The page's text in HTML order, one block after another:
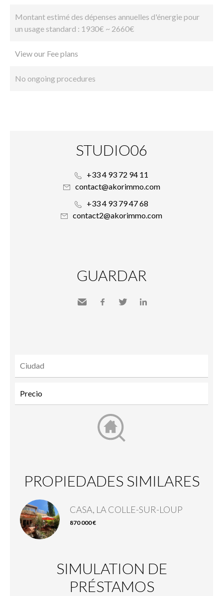
Montant estimé des dépenses annuelles d'énergie pour
un usage standard : 1930€ ~ 2660€
View our Fee plans
No ongoing procedures
STUDIO06
+33 4 93 72 94 11
contact@akorimmo.com
+33 4 93 79 47 68
contact2@akorimmo.com
GUARDAR
PROPIEDADES SIMILARES
CASA, LA COLLE-SUR-LOUP
870 000 €
SIMULATION DE
PRÉSTAMOS